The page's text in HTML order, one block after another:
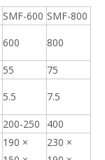
SMF-600 SMF-800
600 800
55
75
5.5 7.5
200-250 400
190 ×
230 ×